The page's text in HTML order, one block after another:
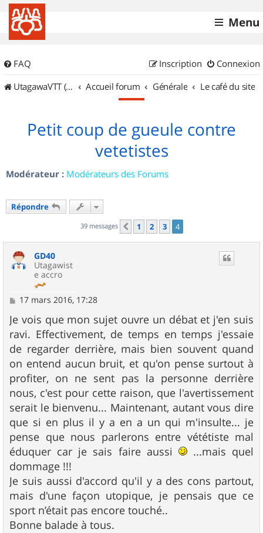
Menu
FAQ Connexion
Inscription
UtagawaVTT (Randos VTT et VTTAE avec traces GPS)
Accueil forum Générale Le café du site
Petit coup de gueule contre
vetetistes
Modérateur : Modérateurs des Forums
Répondre
39 messages Précédent
1 2 3 4
GD40
Utagawist
e accro
M
s
s
a
g
e
17 mars 2016, 17:28
Je vois que mon sujet ouvre un débat et j'en suis
ravi. Effectivement, de temps en temps j'essaie
de regarder derrière, mais bien souvent quand
on entend aucun bruit, et qu'on pense surtout à
profiter, on ne sent pas la personne derrière
nous, c'est pour cette raison, que l'avertissement
serait le bienvenu... Maintenant, autant vous dire
que si en plus il y a en a un qui m'insulte... je
pense que nous parlerons entre vététiste mal
éduquer car je sais faire aussi
...mais quel
dommage !!!
Je suis aussi d'accord qu'il y a des cons partout,
mais d'une façon utopique, je pensais que ce
sport n’était pas encore touché..
Bonne balade à tous.